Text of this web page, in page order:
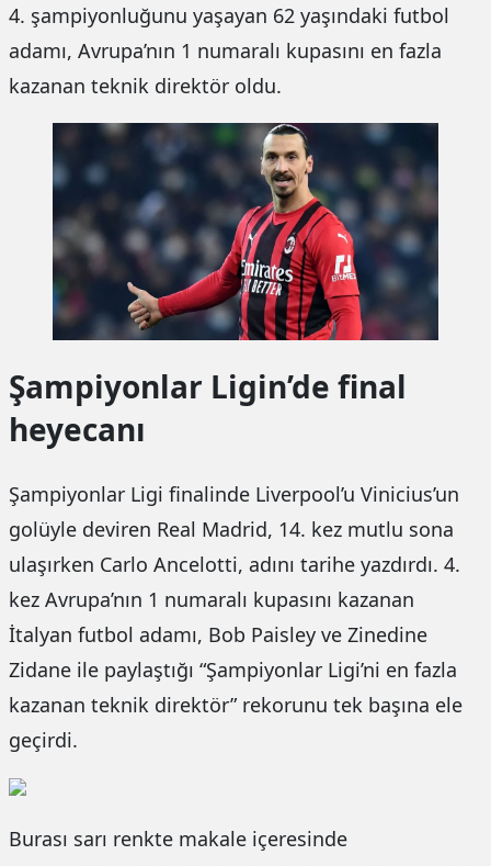
4. şampiyonluğunu yaşayan 62 yaşındaki futbol
adamı, Avrupa’nın 1 numaralı kupasını en fazla
kazanan teknik direktör oldu.
Şampiyonlar Ligin’de final
heyecanı
Şampiyonlar Ligi finalinde Liverpool’u Vinicius’un
golüyle deviren Real Madrid, 14. kez mutlu sona
ulaşırken Carlo Ancelotti, adını tarihe yazdırdı. 4.
kez Avrupa’nın 1 numaralı kupasını kazanan
İtalyan futbol adamı, Bob Paisley ve Zinedine
Zidane ile paylaştığı “Şampiyonlar Ligi’ni en fazla
kazanan teknik direktör” rekorunu tek başına ele
geçirdi.
Burası sarı renkte makale içeresinde